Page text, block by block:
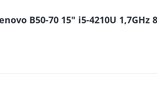
B50-70 15" i5-4210U 1,7GHz